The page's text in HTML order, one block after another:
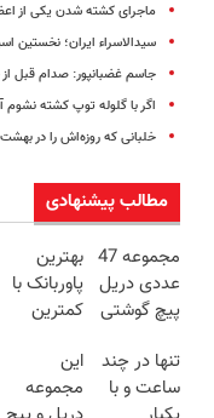
ماجرای کشته شدن یکی از
سیدالاسراء ایران؛ نخستین
جاسم غضبانپور: صدام قبل
اگر با گلوله توپ کشته نشوم
خلبانی که روزه‌اش را در بهشت
مطالب پیشنهادی
مجموعه 47
عددی دریل
پیچ گوشتی
(تخفیف به
مدت
بهترین
پاوربانک با
کمترین
تنها در چند
ساعت و با
این
مجموعه